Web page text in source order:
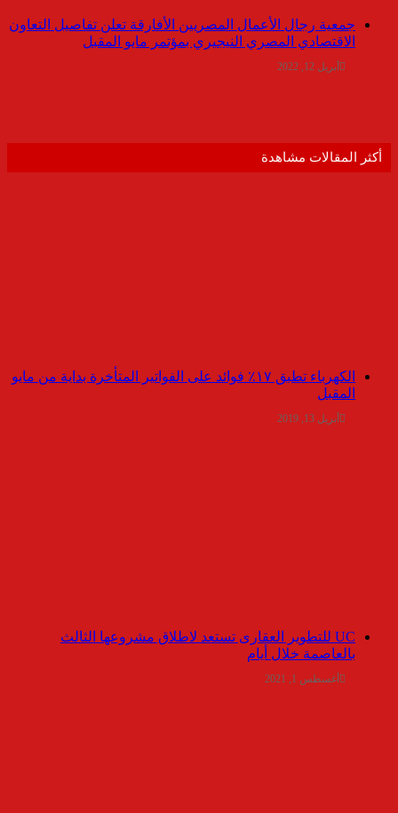
جمعية رجال الأعمال المصريين الأفارقة تعلن تفاصيل التعاون
الاقتصادي المصري النيجيري بمؤتمر مايو المقبل
أبريل 12, 2022
أكثر المقالات مشاهدة
الكهرباء تطبق ١٧٪ فوائد على الفواتير المتأخرة بداية من مايو
المقبل
أبريل 13, 2019
UC للتطوير العقارى تستعد لاطلاق مشروعها الثالث
بالعاصمة خلال أيام
أغسطس 1, 2021